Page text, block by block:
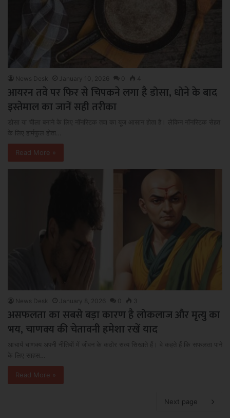
News Desk January 10, 2026 0 4
आयरन तवे पर फिर से चिपकने लगा है डोसा, धोने के बाद
इस्तेमाल का जानें सही तरीका
डोसा या चीला बनाने के लिए नॉनस्टिक तवा का यूज आसान होता है। लेकिन नॉनस्टिक सेहत
के लिए हार्मफुल होता…
Read More »
News Desk January 8, 2026 0 3
असफलता का सबसे बड़ा कारण है लोकलाज और मृत्यु का
भय, चाणक्य की चेतावनी हमेशा रखें याद
आचार्य चाणक्य अपनी नीतियों में जीवन के कठोर सत्य सिखाते हैं। वे कहते हैं कि सफलता पाने
के लिए साहस…
Read More »
Next page